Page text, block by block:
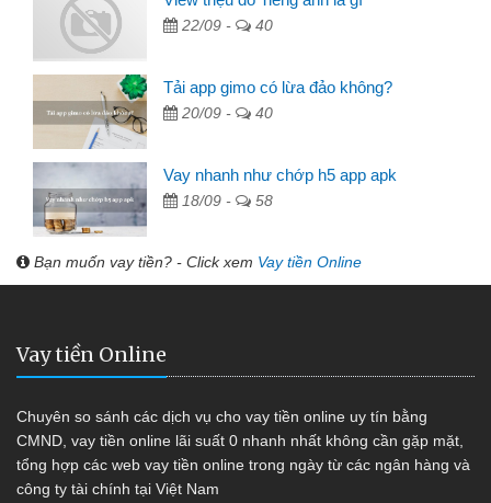
22/09 - 40
Tải app gimo có lừa đảo không?
20/09 - 40
Vay nhanh như chớp h5 app apk
18/09 - 58
Bạn muốn vay tiền? - Click xem Vay tiền Online
Vay tiền Online
Chuyên so sánh các dịch vụ cho vay tiền online uy tín bằng
CMND, vay tiền online lãi suất 0 nhanh nhất không cần gặp mặt,
tổng hợp các web vay tiền online trong ngày từ các ngân hàng và
công ty tài chính tại Việt Nam